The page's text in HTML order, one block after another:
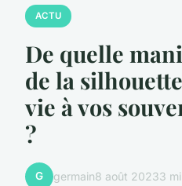
ACTU
De quelle
de la
vie à vos
?
G germain8 août 20233